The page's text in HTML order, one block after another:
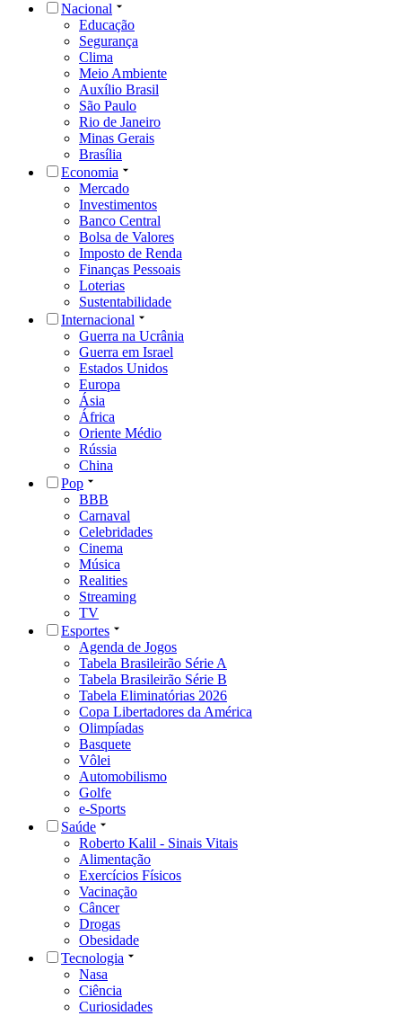
Nacional
Educação
Segurança
Clima
Meio Ambiente
Auxílio Brasil
São Paulo
Rio de Janeiro
Minas Gerais
Brasília
Economia
Mercado
Investimentos
Banco Central
Bolsa de Valores
Imposto de Renda
Finanças Pessoais
Loterias
Sustentabilidade
Internacional
Guerra na Ucrânia
Guerra em Israel
Estados Unidos
Europa
Ásia
África
Oriente Médio
Rússia
China
Pop
BBB
Carnaval
Celebridades
Cinema
Música
Realities
Streaming
TV
Esportes
Agenda de Jogos
Tabela Brasileirão Série A
Tabela Brasileirão Série B
Tabela Eliminatórias 2026
Copa Libertadores da América
Olimpíadas
Basquete
Vôlei
Automobilismo
Golfe
e-Sports
Saúde
Roberto Kalil - Sinais Vitais
Alimentação
Exercícios Físicos
Vacinação
Câncer
Drogas
Obesidade
Tecnologia
Nasa
Ciência
Curiosidades